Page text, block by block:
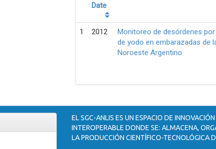
Date
1 2012
Monitoreo de desórdenes
de yodo en embarazadas de
Noroeste Argentino
EL SGC-ANLIS ES UN ESPACIO DE
INTEROPERABLE DONDE SE: ALMACENA,
LA PRODUCCIÓN CIENTÍFICO-TECNOLÓGICA